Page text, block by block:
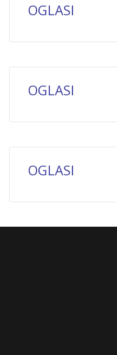
OGLASI
OGLASI
OGLASI